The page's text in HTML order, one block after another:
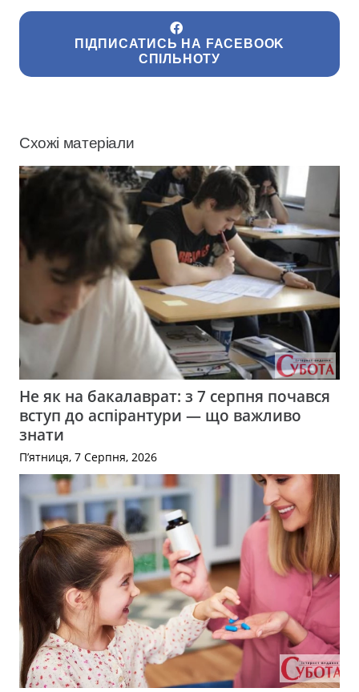
ПІДПИСАТИСЬ НА FACEBOOK
СПІЛЬНОТУ
Схожі матеріали
Не як на бакалаврат: з 7 серпня почався
вступ до аспірантури — що важливо
знати
П’ятниця, 7 Серпня, 2026